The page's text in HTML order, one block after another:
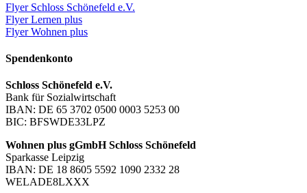
Flyer Schloss Schönefeld e.V.
Flyer Lernen plus
Flyer Wohnen plus
Spendenkonto
Schloss Schönefeld e.V.
Bank für Sozialwirtschaft
IBAN: DE 65 3702 0500 0003 5253 00
BIC: BFSWDE33LPZ
Wohnen plus gGmbH Schloss Schönefeld
Sparkasse Leipzig
IBAN: DE 18 8605 5592 1090 2332 28
WELADE8LXXX